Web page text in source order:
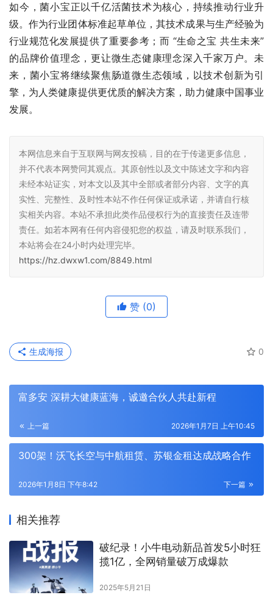
如今，菌小宝正以千亿活菌技术为核心，持续推动行业升
级。作为行业团体标准起草单位，其技术成果与生产经验为
行业规范化发展提供了重要参考；而 “生命之宝 共生未来”
的品牌价值理念，更让微生态健康理念深入千家万户。未
来，菌小宝将继续聚焦肠道微生态领域，以技术创新为引
擎，为人类健康提供更优质的解决方案，助力健康中国事业
发展。
本网信息来自于互联网与网友投稿，目的在于传递更多信息，
并不代表本网赞同其观点。其原创性以及文中陈述文字和内容
未经本站证实，对本文以及其中全部或者部分内容、文字的真
实性、完整性、及时性本站不作任何保证或承诺，并请自行核
实相关内容。本站不承担此类作品侵权行为的直接责任及连带
责任。如若本网有任何内容侵犯您的权益，请及时联系我们，
本站将会在24小时内处理完毕。
https://hz.dwxw1.com/8849.html
赞 (0)
0
生成海报
富多安 深耕大健康蓝海，诚邀合伙人共赴新程
上一篇 2026年1月7日 上午10:45
300架！沃飞长空与中航租赁、苏银金租达成战略合作
下一篇
2026年1月8日 下午8:42
相关推荐
破纪录！小牛电动新品首发5小时狂
揽1亿，全网销量破万成爆款
2025年5月21日